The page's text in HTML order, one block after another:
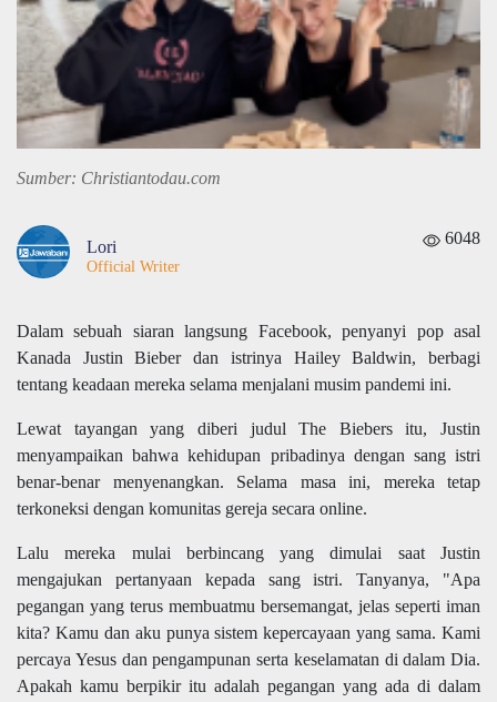
Sumber: Christiantodau.com
Lori
Official Writer
6048
Dalam sebuah siaran langsung Facebook, penyanyi pop asal
Kanada Justin Bieber dan istrinya Hailey Baldwin, berbagi
tentang keadaan mereka selama menjalani musim pandemi ini.
Lewat tayangan yang diberi judul The Biebers itu, Justin
menyampaikan bahwa kehidupan pribadinya dengan sang istri
benar-benar menyenangkan. Selama masa ini, mereka tetap
terkoneksi dengan komunitas gereja secara online.
Lalu mereka mulai berbincang yang dimulai saat Justin
mengajukan pertanyaan kepada sang istri. Tanyanya, "Apa
pegangan yang terus membuatmu bersemangat, jelas seperti iman
kita? Kamu dan aku punya sistem kepercayaan yang sama. Kami
percaya Yesus dan pengampunan serta keselamatan di dalam Dia.
Apakah kamu berpikir itu adalah pegangan yang ada di dalam